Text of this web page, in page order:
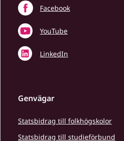
Facebook
YouTube
LinkedIn
Genvägar
Statsbidrag till folkhögskolor
Statsbidrag till studieförbund